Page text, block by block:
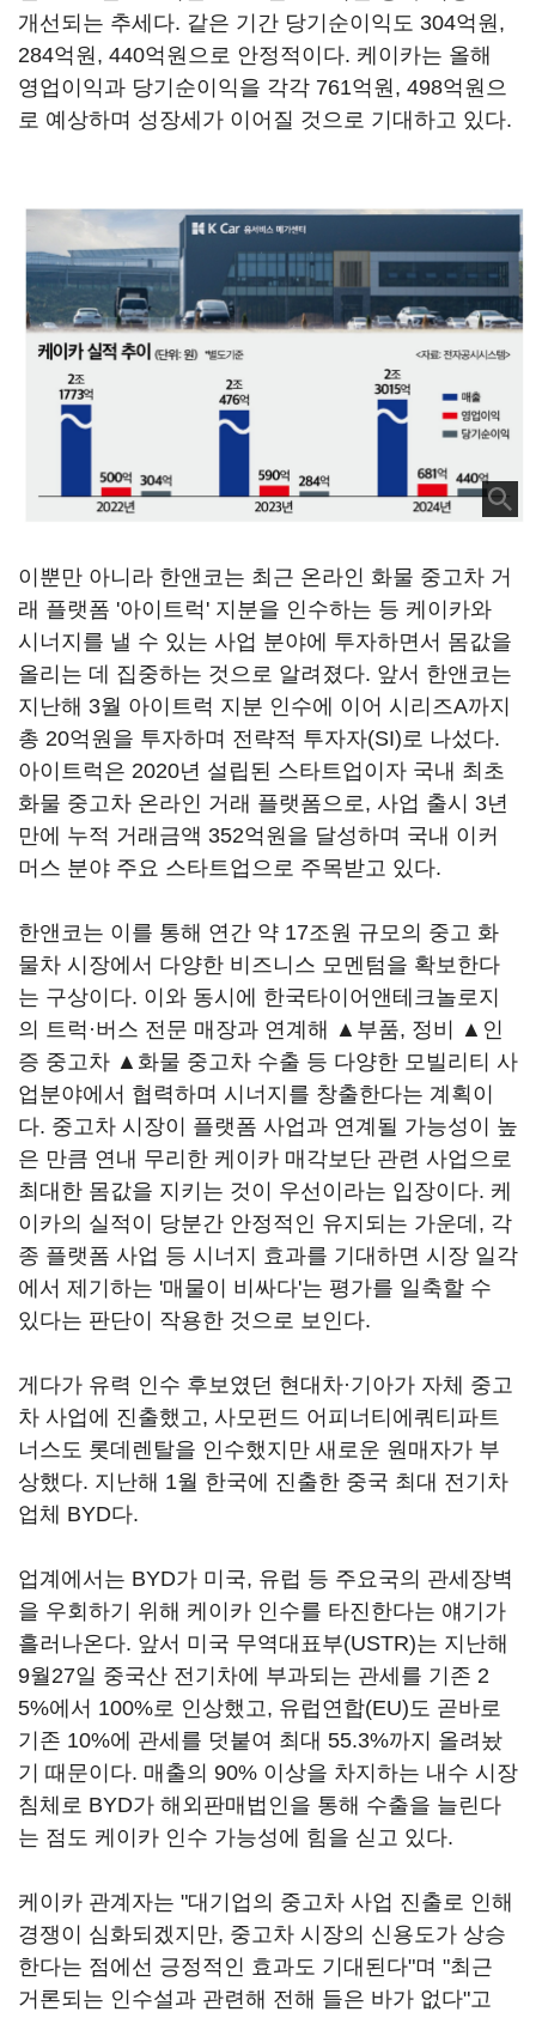
개선되는 추세다. 같은 기간 당기순이익도 304억원,
284억원, 440억원으로 안정적이다. 케이카는 올해
영업이익과 당기순이익을 각각 761억원, 498억원으
로 예상하며 성장세가 이어질 것으로 기대하고 있다.
이뿐만 아니라 한앤코는 최근 온라인 화물 중고차 거
래 플랫폼 '아이트럭' 지분을 인수하는 등 케이카와
시너지를 낼 수 있는 사업 분야에 투자하면서 몸값을
올리는 데 집중하는 것으로 알려졌다. 앞서 한앤코는
지난해 3월 아이트럭 지분 인수에 이어 시리즈A까지
총 20억원을 투자하며 전략적 투자자(SI)로 나섰다.
아이트럭은 2020년 설립된 스타트업이자 국내 최초
화물 중고차 온라인 거래 플랫폼으로, 사업 출시 3년
만에 누적 거래금액 352억원을 달성하며 국내 이커
머스 분야 주요 스타트업으로 주목받고 있다.
한앤코는 이를 통해 연간 약 17조원 규모의 중고 화
물차 시장에서 다양한 비즈니스 모멘텀을 확보한다
는 구상이다. 이와 동시에 한국타이어앤테크놀로지
의 트럭·버스 전문 매장과 연계해 ▲부품, 정비 ▲인
증 중고차 ▲화물 중고차 수출 등 다양한 모빌리티 사
업분야에서 협력하며 시너지를 창출한다는 계획이
다. 중고차 시장이 플랫폼 사업과 연계될 가능성이 높
은 만큼 연내 무리한 케이카 매각보단 관련 사업으로
최대한 몸값을 지키는 것이 우선이라는 입장이다. 케
이카의 실적이 당분간 안정적인 유지되는 가운데, 각
종 플랫폼 사업 등 시너지 효과를 기대하면 시장 일각
에서 제기하는 '매물이 비싸다'는 평가를 일축할 수
있다는 판단이 작용한 것으로 보인다.
게다가 유력 인수 후보였던 현대차·기아가 자체 중고
차 사업에 진출했고, 사모펀드 어피너티에쿼티파트
너스도 롯데렌탈을 인수했지만 새로운 원매자가 부
상했다. 지난해 1월 한국에 진출한 중국 최대 전기차
업체 BYD다.
업계에서는 BYD가 미국, 유럽 등 주요국의 관세장벽
을 우회하기 위해 케이카 인수를 타진한다는 얘기가
흘러나온다. 앞서 미국 무역대표부(USTR)는 지난해
9월27일 중국산 전기차에 부과되는 관세를 기존 2
5%에서 100%로 인상했고, 유럽연합(EU)도 곧바로
기존 10%에 관세를 덧붙여 최대 55.3%까지 올려놨
기 때문이다. 매출의 90% 이상을 차지하는 내수 시장
침체로 BYD가 해외판매법인을 통해 수출을 늘린다
는 점도 케이카 인수 가능성에 힘을 싣고 있다.
케이카 관계자는 "대기업의 중고차 사업 진출로 인해
경쟁이 심화되겠지만, 중고차 시장의 신용도가 상승
한다는 점에선 긍정적인 효과도 기대된다"며 "최근
거론되는 인수설과 관련해 전해 들은 바가 없다"고